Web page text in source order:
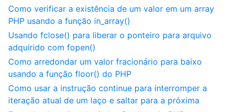
Como verificar a existência de um valor em um array
PHP usando a função in_array()
Usando fclose() para liberar o ponteiro para arquivo
adquirido com fopen()
Como arredondar um valor fracionário para baixo
usando a função floor() do PHP
Como usar a instrução continue para interromper a
iteração atual de um laço e saltar para a próxima